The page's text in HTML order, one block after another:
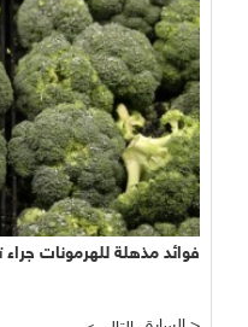
فوائد مذهلة للهرمونات جراء